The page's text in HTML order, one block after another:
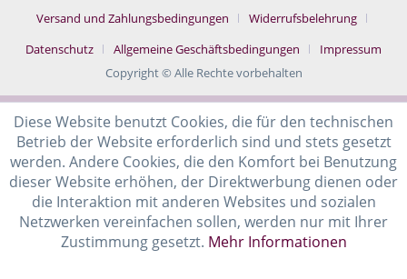
Versand und Zahlungsbedingungen
Widerrufsbelehrung
Datenschutz
Allgemeine Geschäftsbedingungen
Impressum
Copyright © Alle Rechte vorbehalten
Diese Website benutzt Cookies, die für den technischen
Betrieb der Website erforderlich sind und stets gesetzt
werden. Andere Cookies, die den Komfort bei Benutzung
dieser Website erhöhen, der Direktwerbung dienen oder
die Interaktion mit anderen Websites und sozialen
Netzwerken vereinfachen sollen, werden nur mit Ihrer
Zustimmung gesetzt. Mehr Informationen